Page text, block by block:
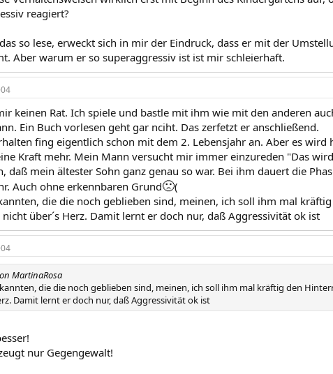
reagiert?
so lese, erweckt sich in mir der Eindruck, dass er mit der
Aber warum er so superaggressiv ist ist mir schleierhaft.
keinen Rat. Ich spiele und bastle mit ihm wie mit den anderen
Ein Buch vorlesen geht gar nciht. Das zerfetzt er anschließend.
fing eigentlich schon mit dem 2. Lebensjahr an. Aber es
Kraft mehr. Mein Mann versucht mir immer einzureden "Das
daß mein ältester Sohn ganz genau so war. Bei ihm dauert die
Auch ohne erkennbaren Grund🙁(
die die noch geblieben sind, meinen, ich soll ihm mal
über´s Herz. Damit lernt er doch nur, daß Aggressivität ok ist
MartinaRosa
die die noch geblieben sind, meinen, ich soll ihm mal kräftig den
Damit lernt er doch nur, daß Aggressivität ok ist
nur Gegengewalt!